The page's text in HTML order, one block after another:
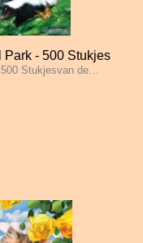
Park - 500 Stukjes
Stukjesvan de…